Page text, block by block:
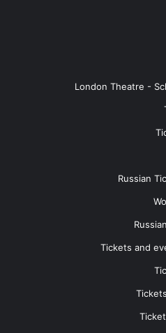
London Theatre -
Russian
Tickets and